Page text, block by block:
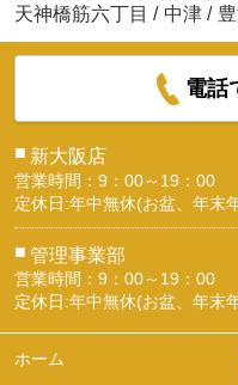
天神橋筋六丁目 / 中津 /
電話
■ 新大阪店
営業時間：9：00～19：00
定休日:年中無休(お盆、年末
■ 管理事業部
営業時間：9：00～19：00
定休日:年中無休(お盆、年末
ホーム